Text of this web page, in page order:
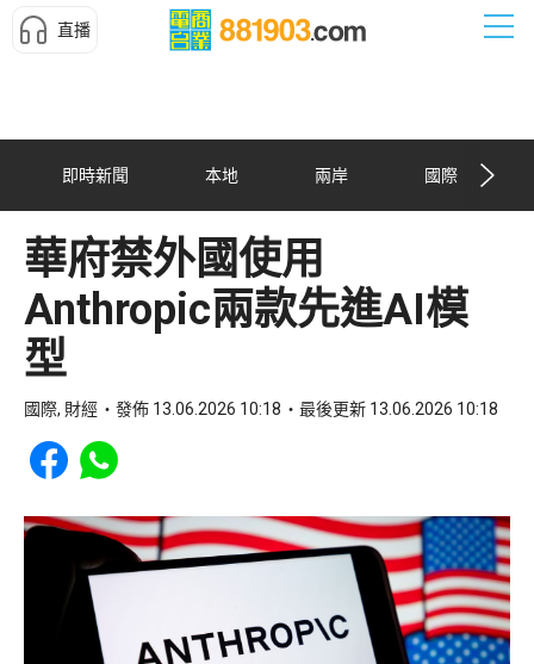
直播
即時新聞 本地 兩岸 國際
華府禁外國使用
Anthropic兩款先進AI模
型
國際, 財經 發佈 13.06.2026 10:18 最後更新 13.06.2026 10:18
Share to Facebook
Share to WhatsApp